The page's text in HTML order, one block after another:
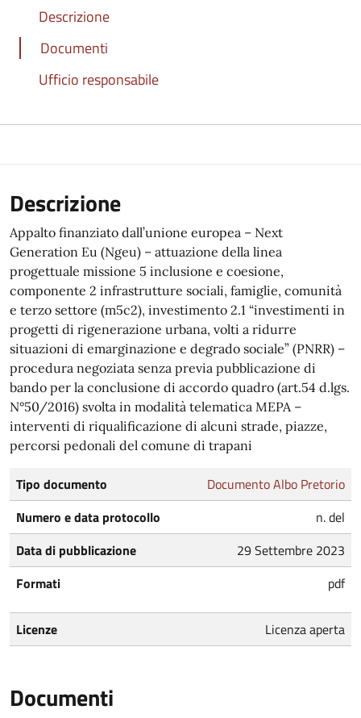
Descrizione
Documenti
Ufficio responsabile
Descrizione
Appalto finanziato dall’unione europea – Next
Generation Eu (Ngeu) – attuazione della linea
progettuale missione 5 inclusione e coesione,
componente 2 infrastrutture sociali, famiglie, comunità
e terzo settore (m5c2), investimento 2.1 “investimenti in
progetti di rigenerazione urbana, volti a ridurre
situazioni di emarginazione e degrado sociale” (PNRR) –
procedura negoziata senza previa pubblicazione di
bando per la conclusione di accordo quadro (art.54 d.lgs.
N°50/2016) svolta in modalità telematica MEPA –
interventi di riqualificazione di alcuni strade, piazze,
percorsi pedonali del comune di trapani
Tipo documento
Documento Albo Pretorio
Numero e data protocollo
n. del
Data di pubblicazione
29 Settembre 2023
Formati
pdf
Licenze Licenza aperta
Documenti